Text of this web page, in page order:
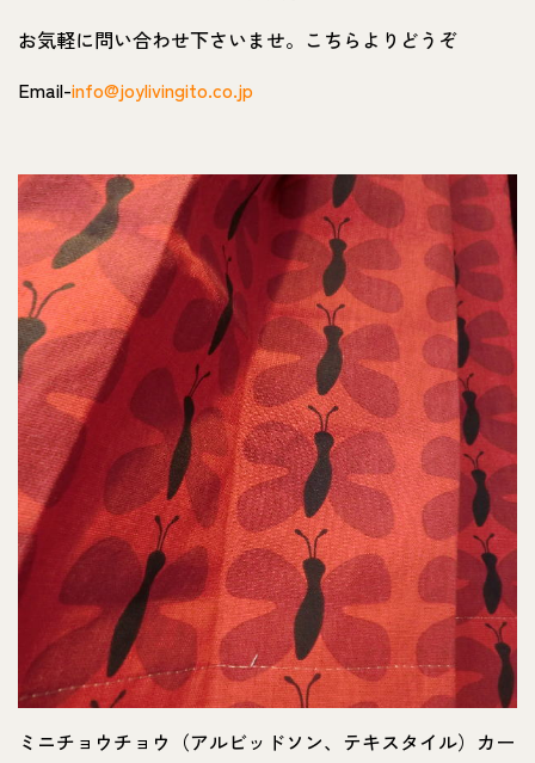
お気軽に問い合わせ下さいませ。こちらよりどうぞ
Email-info@joylivingito.co.jp
ミニチョウチョウ（アルビッドソン、テキスタイル）カー